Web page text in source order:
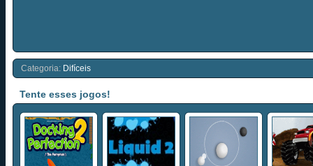
Categoria: Difíceis
Tente esses jogos!